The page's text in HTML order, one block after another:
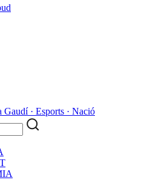
· Esports · Nació